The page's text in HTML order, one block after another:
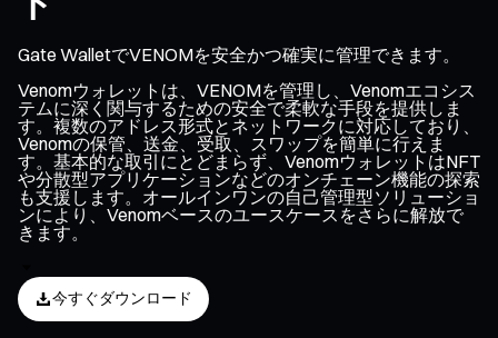
Gate WalletでVENOMを安全かつ確実に管理できます。
Venomウォレットは、VENOMを管理し、Venomエコシス
テムに深く関与するための安全で柔軟な手段を提供しま
す。複数のアドレス形式とネットワークに対応しており、
Venomの保管、送金、受取、スワップを簡単に行えま
す。基本的な取引にとどまらず、VenomウォレットはNFT
や分散型アプリケーションなどのオンチェーン機能の探索
も支援します。オールインワンの自己管理型ソリューショ
ンにより、Venomベースのユースケースをさらに解放で
きます。
今すぐダウンロード